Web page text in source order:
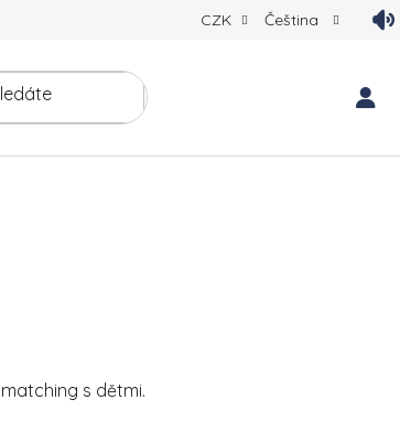
CZK Čeština
s dětmi.